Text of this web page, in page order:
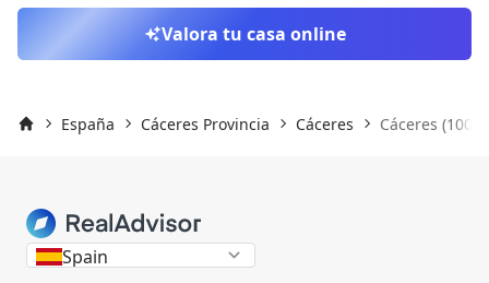
Valora tu casa online
España Cáceres Provincia Cáceres Cáceres
Spain